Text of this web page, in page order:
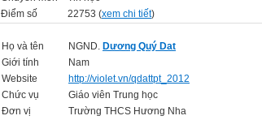
Điểm số
22753 (xem chi tiết)
Họ và tên NGND. Dương Quý Dat
Giới tính
Nam
Website
http://violet.vn/qdattpt_2012
Chức vụ
Giáo viên Trung học
Đơn vị
Trường THCS Hương Nha